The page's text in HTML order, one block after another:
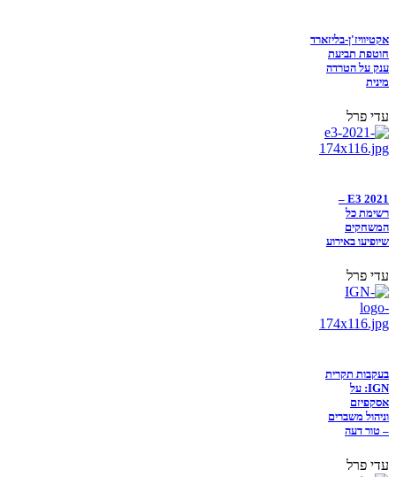
אקטיוויז'ן-בליזארד
חוטפת תביעת
ענק על הטרדה
מינית
עדי פרל
E3 2021 –
רשימת כל
המשחקים
שיופיעו באירוע
עדי פרל
בעקבות תקרית
IGN: על
אסקפיזם
וניהול משברים
– טור דעה
עדי פרל